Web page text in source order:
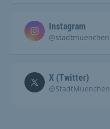
Instagram
@stadtmuenchen
X (Twitter)
@StadtMuenchen